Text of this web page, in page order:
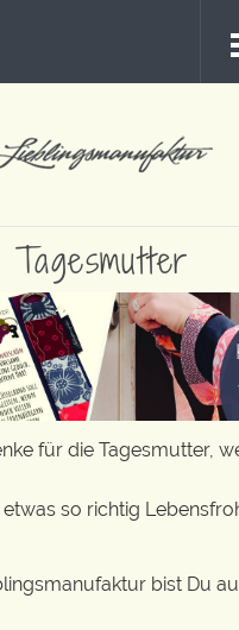
für die Tagesmutter,
so richtig
bist Du